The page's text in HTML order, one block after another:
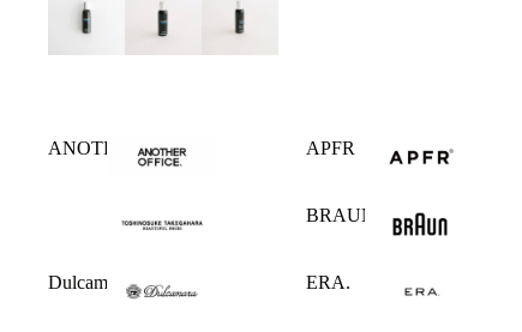
ANOTHER OFFICE APFR
BRAUN
Dulcamara ERA.